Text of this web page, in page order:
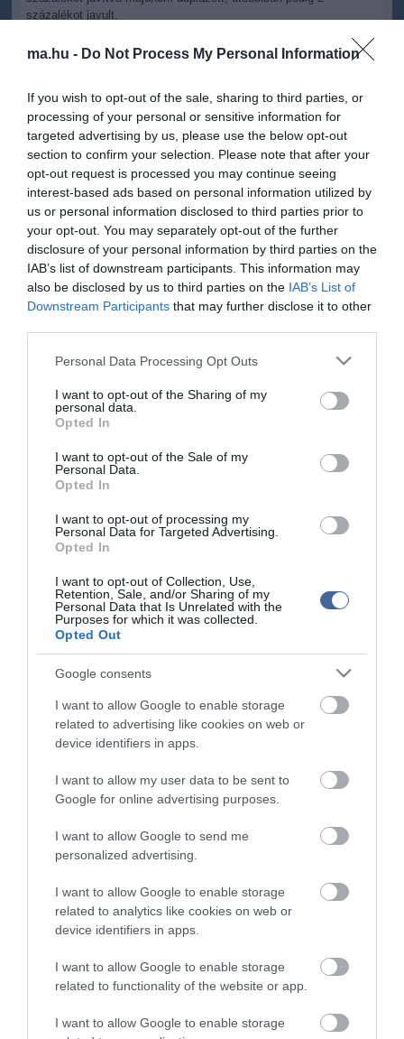
ma.hu - Do Not Process My Personal Information
If you wish to opt-out of the sale, sharing to third parties, or
processing of your personal or sensitive information for
targeted advertising by us, please use the below opt-out
section to confirm your selection. Please note that after your
opt-out request is processed you may continue seeing
interest-based ads based on personal information utilized by
us or personal information disclosed to third parties prior to
your opt-out. You may separately opt-out of the further
disclosure of your personal information by third parties on the
IAB’s list of downstream participants. This information may
also be disclosed by us to third parties on the IAB’s List of
Downstream Participants that may further disclose it to other
Please note that this website/app uses one or more Google
not limited to your visit or usage behaviour. You may click to
grant or deny consent to Google and its third-party tags to
use your data for below specified purposes in below Google
consent section.
Personal Data Processing Opt Outs
I want to opt-out of the Sharing of my
personal data.
Opted In
I want to opt-out of the Sale of my
Personal Data.
Opted In
I want to opt-out of processing my
Personal Data for Targeted Advertising.
Opted In
I want to opt-out of Collection, Use,
Retention, Sale, and/or Sharing of my
Personal Data that Is Unrelated with the
Purposes for which it was collected.
Opted Out
Google consents
I want to allow Google to enable storage
related to advertising like cookies on web or
device identifiers in apps.
I want to allow my user data to be sent to
Google for online advertising purposes.
I want to allow Google to send me
personalized advertising.
I want to allow Google to enable storage
related to analytics like cookies on web or
device identifiers in apps.
I want to allow Google to enable storage
related to functionality of the website or app.
I want to allow Google to enable storage
százalékot javult.
Nem változott jelentős mértékben a Tárki szerint aJobbik
támogatottsága az elmúlt egy hónapban, a teljes lakosság körében
pedig 1 százalékot rontva 15 százalékra módosult.
A Tárki a kutatást ezer fő megkérdezésével végezte el, amely a 18
éves és idősebb lakosságot életkor, nem, iskolai végzettség és
lakóhely szerint reprezentálja.
Kapcsolódó írások:
egészségügyet
Esztergom forrong - hiába húzták hajnalig a költségvetési vitát
Fidesz: távoznia kell tisztségéből a szoci polgármesternek
Gyöngyöspata: a Fidesz nem akar újabb bizottságot
tükrözik. A szerkesztőség mindössze a hírek publikációjával foglalkozik, a
kommenteket nem tudja befolyásolni - azok az olvasók személyes véleményét
tartalmazzák.
tartásával kommenteljenek!
ma.hu legfrissebb hírei:
Saját életét is kockára tette a magyar erdész, hogy
megállítsa a tüzet
Második világháborús MG-42 géppuskát emeltek ki a
Dunából - a rendőrség lefoglalta
keretszerződését
Megérkezett az eső a Duna vízgyűjtőjére
Újabb két gyanúsítottat fogtak el a 600 milliós
ingatlanmaffia ügyében
Vizes Eb - Megvan az első magyar arany, a nyíltvízi úszó
Magyar Péter: Tízéves mélypontra csökkent az infláció
top cikkek: